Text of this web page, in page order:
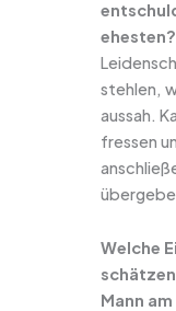
ehesten?
stehlen,
aussah.
fressen
Welche
Mann